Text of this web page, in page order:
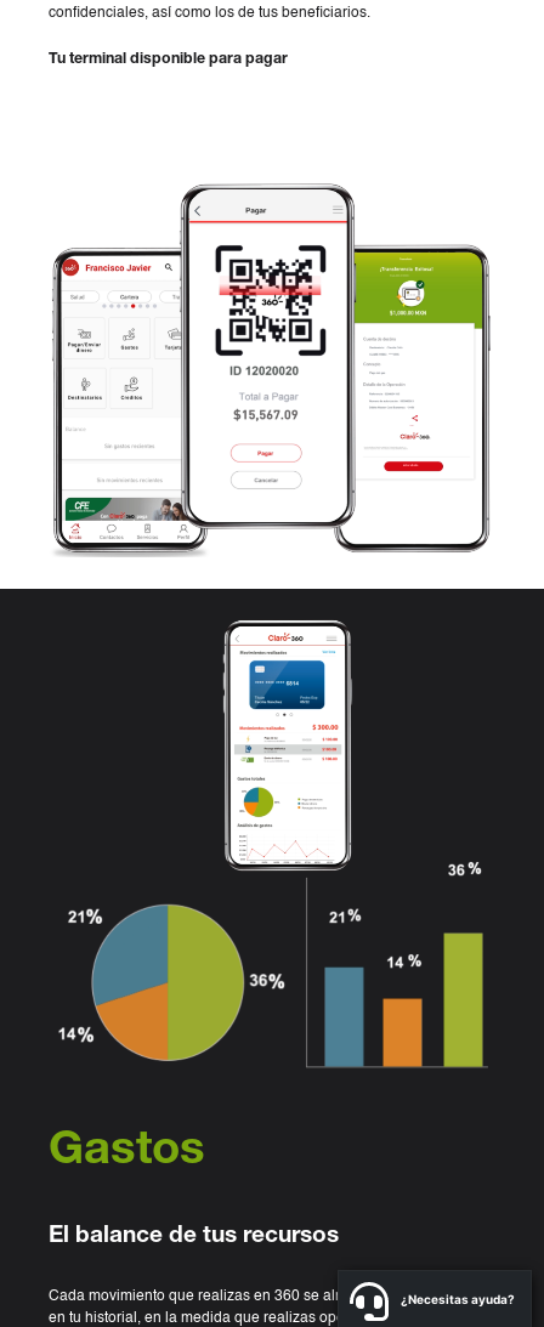
confidenciales, así como los de tus beneficiarios.
Tu terminal disponible para pagar
Gastos
El balance de tus recursos
Cada movimiento que realizas en 360 se almacena y se muestra
en tu historial, en la medida que realizas operaciones, pagos,
¿Necesitas ayuda?